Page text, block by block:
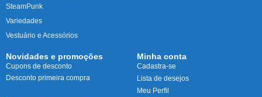
SteamPunk
Variedades
Vestuário e Acessórios
Novidades e promoções
Cupons de desconto
Desconto primeira compra
Minha conta
Cadastra-se
Lista de desejos
Meu Perfil